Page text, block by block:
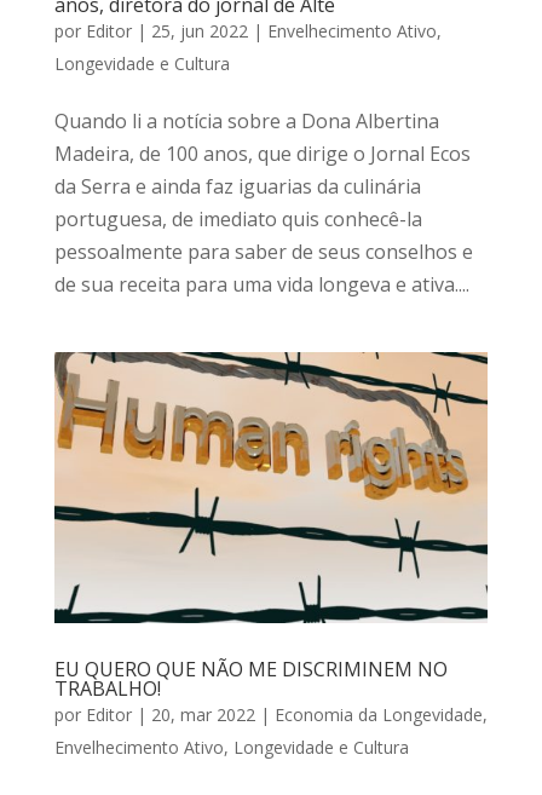
anos, diretora do jornal de Alte
por Editor| 25, jun 2022| Envelhecimento Ativo,
Longevidade e Cultura
Quando li a notícia sobre a Dona Albertina
Madeira, de 100 anos, que dirige o Jornal Ecos
da Serra e ainda faz iguarias da culinária
portuguesa, de imediato quis conhecê-la
pessoalmente para saber de seus conselhos e
de sua receita para uma vida longeva e ativa....
EU QUERO QUE NÃO ME DISCRIMINEM NO
TRABALHO!
por Editor| 20, mar 2022| Economia da Longevidade,
Envelhecimento Ativo, Longevidade e Cultura